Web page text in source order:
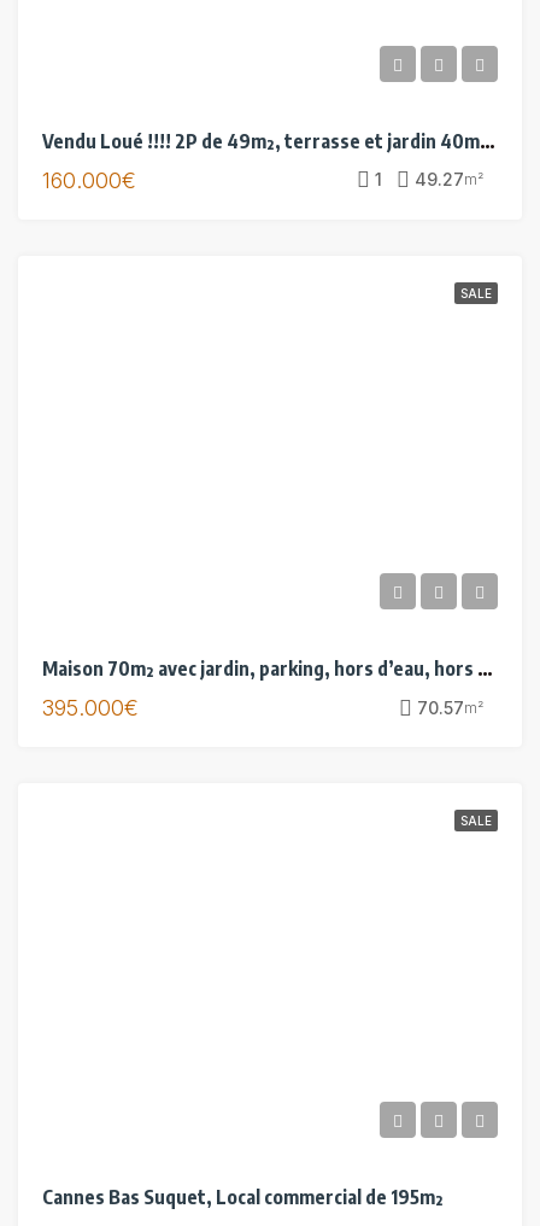
Vendu Loué !!!! 2P de 49m², terrasse et jardin 40m², 2 parkings et cave,
160.000€ 1 49.27m²
SALE
Maison 70m² avec jardin, parking, hors d’eau, hors d’air.
395.000€ 70.57m²
SALE
Cannes Bas Suquet, Local commercial de 195m²